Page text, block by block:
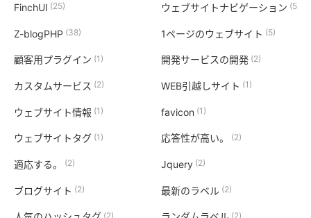
FinchUI (25) ウェブサイトナビゲーション (5)
Z-blogPHP (38) 1ページのウェブサイト (5)
顧客用プラグイン (1) 開発サービスの開発(2)
カスタムサービス (2) WEB引越しサイト (1)
ウェブサイト情報 (1) favicon (1)
ウェブサイトタグ (1) 応答性が高い。 (2)
適応する。 (2) Jquery(2)
ブログサイト (2) 最新のラベル(2)
(2) (2)